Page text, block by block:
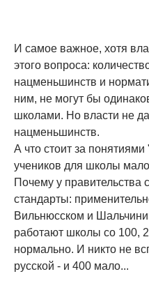
И самое важное, хотя
этого вопроса:
нацменьшинств и
ним, не могут бы
школами. Но власти не
нацменьшинств.
А что стоит за
учеников для школы
Почему у правительства
стандарты:
Вильнюсском и
работают школы со 100,
нормально. И никто не
русской - и 400 мало...